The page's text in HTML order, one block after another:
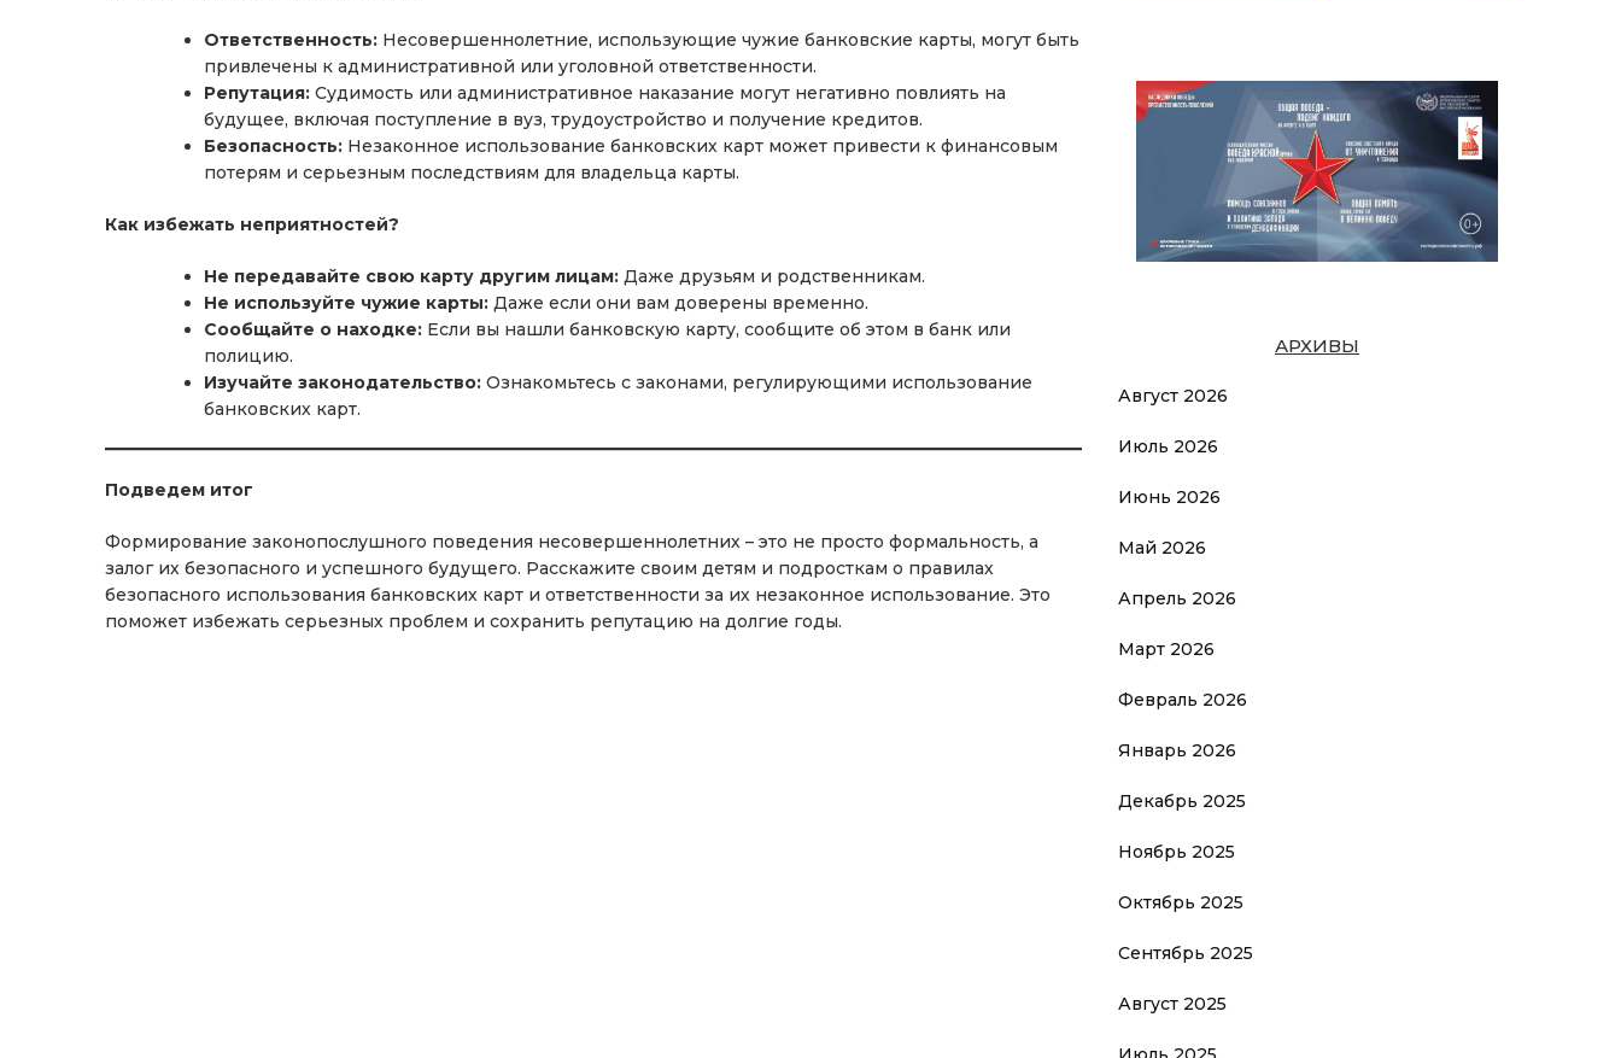
Ответственность: Несовершеннолетние, использующие чужие банковские карты, могут быть
привлечены к административной или уголовной ответственности.
Репутация: Судимость или административное наказание могут негативно повлиять на
будущее, включая поступление в вуз, трудоустройство и получение кредитов.
Безопасность: Незаконное использование банковских карт может привести к финансовым
потерям и серьезным последствиям для владельца карты.
Как избежать неприятностей?
Не передавайте свою карту другим лицам: Даже друзьям и родственникам.
Не используйте чужие карты: Даже если они вам доверены временно.
Сообщайте о находке: Если вы нашли банковскую карту, сообщите об этом в банк или
полицию.
Изучайте законодательство: Ознакомьтесь с законами, регулирующими использование
банковских карт.
Подведем итог
Формирование законопослушного поведения несовершеннолетних – это не просто формальность, а
залог их безопасного и успешного будущего. Расскажите своим детям и подросткам о правилах
безопасного использования банковских карт и ответственности за их незаконное использование. Это
поможет избежать серьезных проблем и сохранить репутацию на долгие годы.
АРХИВЫ
Август 2026
Июль 2026
Июнь 2026
Май 2026
Апрель 2026
Март 2026
Февраль 2026
Январь 2026
Декабрь 2025
Ноябрь 2025
Октябрь 2025
Сентябрь 2025
Август 2025